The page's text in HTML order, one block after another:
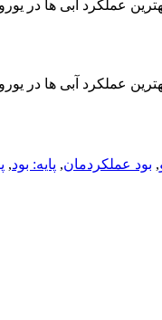
آبی ها در یورو 2016 بود.
آبی ها در یورو 2016 بود.
, بود عملکردمان, پایه:‌ بود,